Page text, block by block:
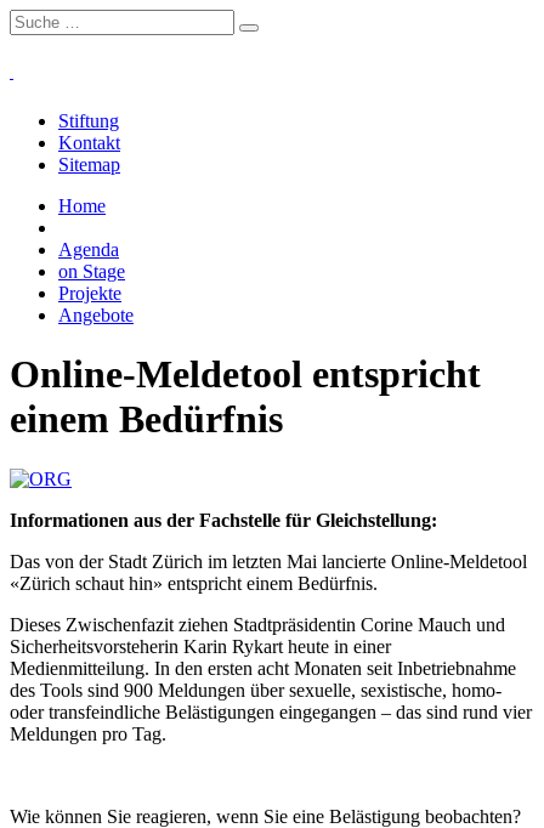
Stiftung
Kontakt
Sitemap
Home
Agenda
on Stage
Projekte
Angebote
Online-Meldetool entspricht
einem Bedürfnis
Informationen aus der Fachstelle für Gleichstellung:
Das von der Stadt Zürich im letzten Mai lancierte Online-Meldetool
«Zürich schaut hin» entspricht einem Bedürfnis.
Dieses Zwischenfazit ziehen Stadtpräsidentin Corine Mauch und
Sicherheitsvorsteherin Karin Rykart heute in einer
Medienmitteilung. In den ersten acht Monaten seit Inbetriebnahme
des Tools sind 900 Meldungen über sexuelle, sexistische, homo-
oder transfeindliche Belästigungen eingegangen – das sind rund vier
Meldungen pro Tag.
Wie können Sie reagieren, wenn Sie eine Belästigung beobachten?